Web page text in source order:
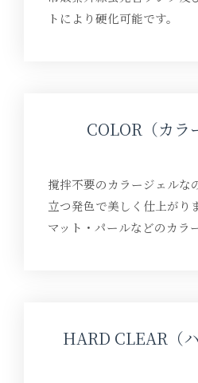
トにより硬化可能です。
COLOR（カラ
撹拌不要のカラージェル
立つ発色で美しく仕上がり
マット・パールなどのカラ
HARD CLEAR（